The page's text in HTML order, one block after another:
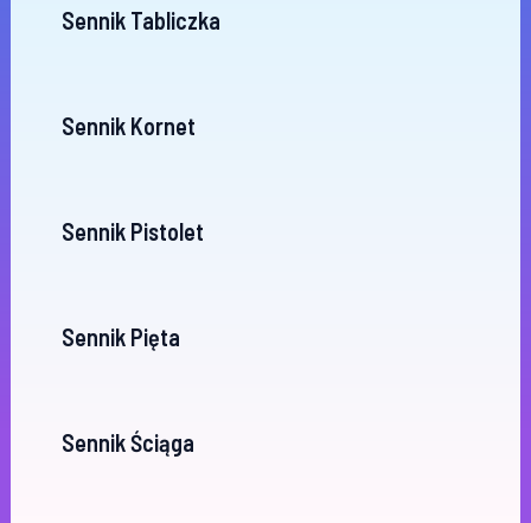
Sennik Tabliczka
Sennik Kornet
Sennik Pistolet
Sennik Pięta
Sennik Ściąga